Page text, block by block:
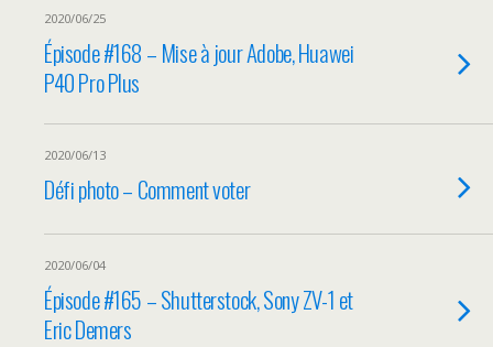
2020/06/25
Épisode #168 – Mise à jour Adobe, Huawei
P40 Pro Plus
2020/06/13
Défi photo – Comment voter
2020/06/04
Épisode #165 – Shutterstock, Sony ZV-1 et
Eric Demers